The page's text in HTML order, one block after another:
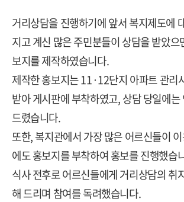
거리상담을 진행하기에 앞서 복지제도에
지고 계신 많은 주민분들이 상담을 받았으
보지를 제작하였습니다.
제작한 홍보지는 11·12단지 아파트 관리
받아 게시판에 부착하였고, 상담 당일에
드렸습니다.
또한, 복지관에서 가장 많은 어르신들이
에도 홍보지를 부착하여 홍보를 진행했습
식사 전후로 어르신들에게 거리상담의 취
해 드리며 참여를 독려했습니다.